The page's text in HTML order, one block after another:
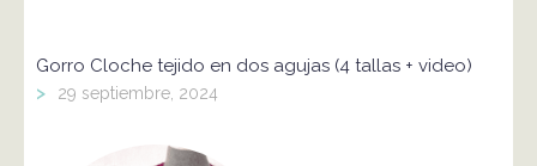
Gorro Cloche tejido en dos agujas (4 tallas + video)
> 29 septiembre, 2024